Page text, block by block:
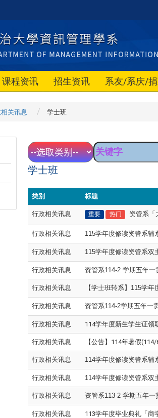
课程资讯 招生资讯 系友/系庆/
关讯息 学士班
学士班
类别 标题
行政相关讯息 重要 热门 资管系「
行政相关讯息 115学年度修读资管系辅
行政相关讯息 115学年度修读资管系双
行政相关讯息 资管系114-2 学期五年一
行政相关讯息 【学士班转系】115学
行政相关讯息 资管系114-2学期五年一
行政相关讯息 114学年度新生学生证领
行政相关讯息 【公告】114年暑假
行政相关讯息 114学年度修读资管系辅
行政相关讯息 114学年度修读资管系双
行政相关讯息 资管系113-2 学期五年一
行政相关讯息 113学年度毕业典礼「商